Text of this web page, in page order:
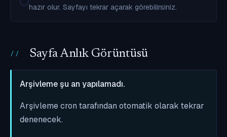
hazır olur. Sayfayı tekrar açarak görebilirsiniz.
Sayfa Anlık Görüntüsü
Arşivleme şu an yapılamadı.
Arşivleme cron tarafından otomatik olarak tekrar
denenecek.